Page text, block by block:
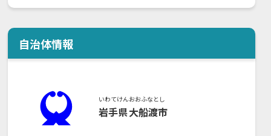
自治体情報
いわてけん
岩手県
おおふなとし
大船渡市